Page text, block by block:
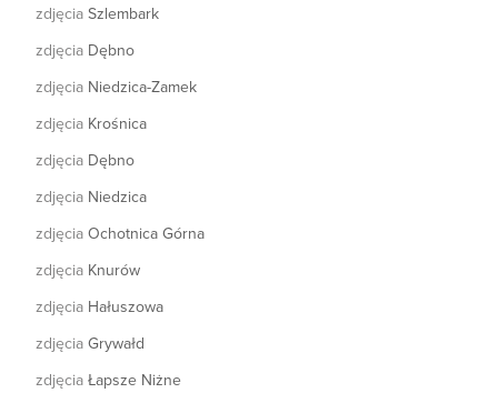
zdjęcia Szlembark
zdjęcia Dębno
zdjęcia Niedzica-Zamek
zdjęcia Krośnica
zdjęcia Dębno
zdjęcia Niedzica
zdjęcia Ochotnica Górna
zdjęcia Knurów
zdjęcia Hałuszowa
zdjęcia Grywałd
zdjęcia Łapsze Niżne